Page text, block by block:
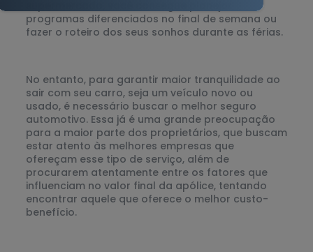
programas diferenciados no final de semana ou
fazer o roteiro dos seus sonhos durante as férias.
No entanto, para garantir maior tranquilidade ao
sair com seu carro, seja um veículo novo ou
usado, é necessário buscar o melhor seguro
automotivo. Essa já é uma grande preocupação
para a maior parte dos proprietários, que buscam
estar atento às melhores empresas que
ofereçam esse tipo de serviço, além de
procurarem atentamente entre os fatores que
influenciam no valor final da apólice, tentando
encontrar aquele que oferece o melhor custo-
benefício.